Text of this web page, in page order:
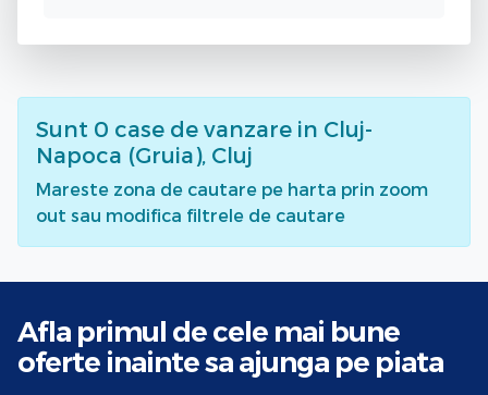
Sunt 0 case de vanzare in Cluj-
Napoca (Gruia), Cluj
Mareste zona de cautare pe harta prin zoom
out sau modifica filtrele de cautare
Afla primul de cele mai bune
oferte inainte sa ajunga pe piata